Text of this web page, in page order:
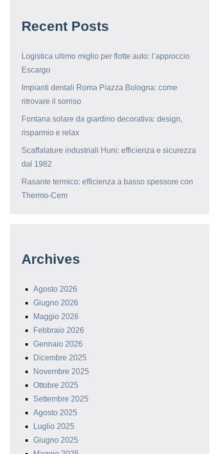
Recent Posts
Logistica ultimo miglio per flotte auto: l’approccio
Escargo
Impianti dentali Roma Piazza Bologna: come
ritrovare il sorriso
Fontana solare da giardino decorativa: design,
risparmio e relax
Scaffalature industriali Huni: efficienza e sicurezza
dal 1982
Rasante termico: efficienza a basso spessore con
Thermo-Cem
Archives
Agosto 2026
Giugno 2026
Maggio 2026
Febbraio 2026
Gennaio 2026
Dicembre 2025
Novembre 2025
Ottobre 2025
Settembre 2025
Agosto 2025
Luglio 2025
Giugno 2025